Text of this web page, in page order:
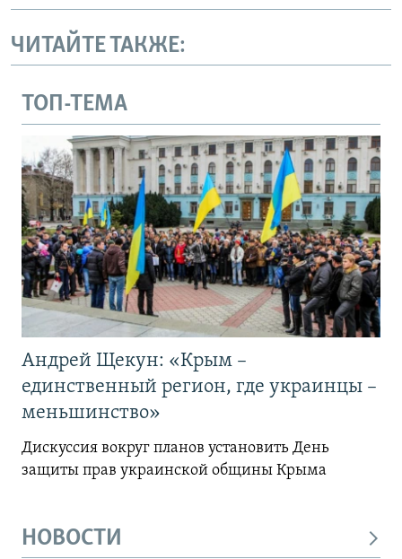
ЧИТАЙТЕ ТАКЖЕ:
ТОП-ТЕМА
Андрей Щекун: «Крым –
единственный регион, где украинцы –
меньшинство»
Дискуссия вокруг планов установить День
защиты прав украинской общины Крыма
НОВОСТИ